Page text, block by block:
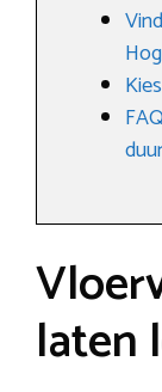
laten